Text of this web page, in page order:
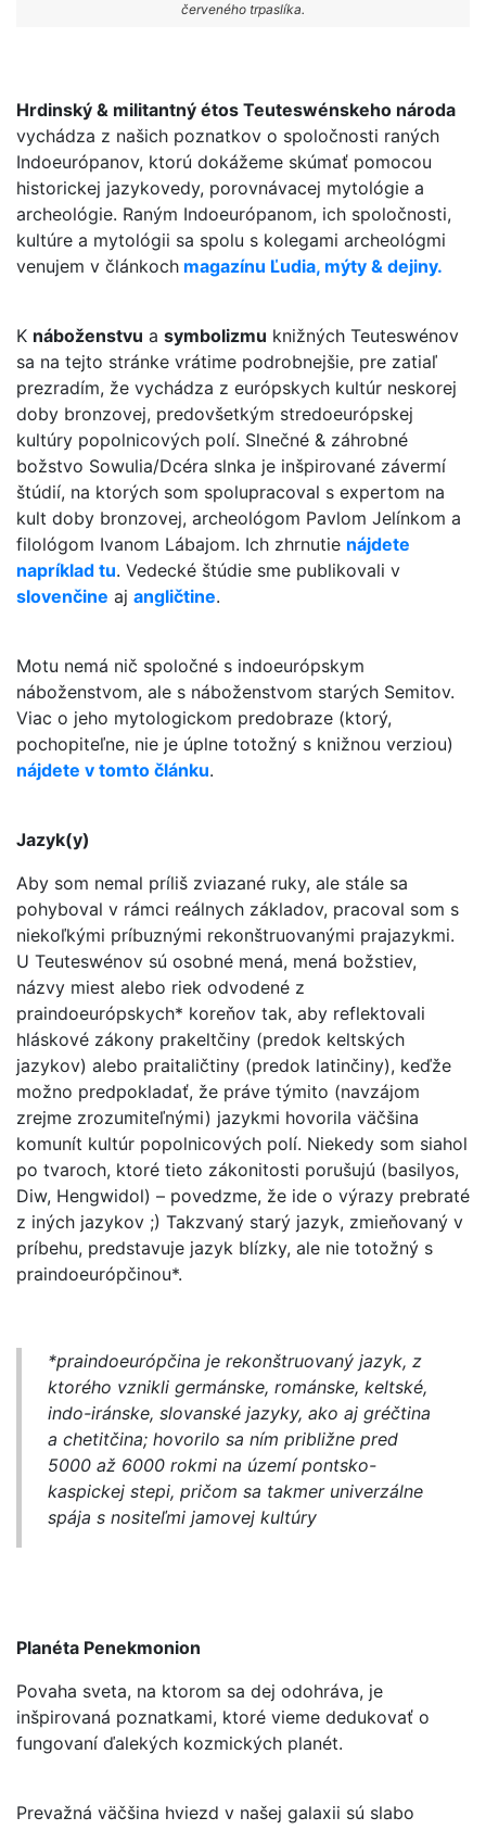
červeného trpaslíka.
Hrdinský & militantný étos Teuteswénskeho národa
vychádza z našich poznatkov o spoločnosti raných
Indoeurópanov, ktorú dokážeme skúmať pomocou
historickej jazykovedy, porovnávacej mytológie a
archeológie. Raným Indoeurópanom, ich spoločnosti,
kultúre a mytológii sa spolu s kolegami archeológmi
venujem v článkoch magazínu Ľudia, mýty & dejiny.
K náboženstvu a symbolizmu knižných Teuteswénov
sa na tejto stránke vrátime podrobnejšie, pre zatiaľ
prezradím, že vychádza z európskych kultúr neskorej
doby bronzovej, predovšetkým stredoeurópskej
kultúry popolnicových polí. Slnečné & záhrobné
božstvo Sowulia/Dcéra slnka je inšpirované závermí
štúdií, na ktorých som spolupracoval s expertom na
kult doby bronzovej, archeológom Pavlom Jelínkom a
filológom Ivanom Lábajom. Ich zhrnutie nájdete
napríklad tu. Vedecké štúdie sme publikovali v
slovenčine aj angličtine.
Motu nemá nič spoločné s indoeurópskym
náboženstvom, ale s náboženstvom starých Semitov.
Viac o jeho mytologickom predobraze (ktorý,
pochopiteľne, nie je úplne totožný s knižnou verziou)
nájdete v tomto článku.
Jazyk(y)
Aby som nemal príliš zviazané ruky, ale stále sa
pohyboval v rámci reálnych základov, pracoval som s
niekoľkými príbuznými rekonštruovanými prajazykmi.
U Teuteswénov sú osobné mená, mená božstiev,
názvy miest alebo riek odvodené z
praindoeurópskych* koreňov tak, aby reflektovali
hláskové zákony prakeltčiny (predok keltských
jazykov) alebo praitaličtiny (predok latinčiny), keďže
možno predpokladať, že práve týmito (navzájom
zrejme zrozumiteľnými) jazykmi hovorila väčšina
komunít kultúr popolnicových polí. Niekedy som siahol
po tvaroch, ktoré tieto zákonitosti porušujú (basilyos,
Diw, Hengwidol) – povedzme, že ide o výrazy prebraté
z iných jazykov ;) Takzvaný starý jazyk, zmieňovaný v
príbehu, predstavuje jazyk blízky, ale nie totožný s
praindoeurópčinou*.
*praindoeurópčina je rekonštruovaný jazyk, z
ktorého vznikli germánske, románske, keltské,
indo-iránske, slovanské jazyky, ako aj gréčtina
a chetitčina; hovorilo sa ním približne pred
5000 až 6000 rokmi na území pontsko-
kaspickej stepi, pričom sa takmer univerzálne
spája s nositeľmi jamovej kultúry
Planéta Penekmonion
Povaha sveta, na ktorom sa dej odohráva, je
inšpirovaná poznatkami, ktoré vieme dedukovať o
fungovaní ďalekých kozmických planét.
Prevažná väčšina hviezd v našej galaxii sú slabo